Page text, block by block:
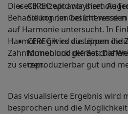
CEREC wird vor ihren
Sie können bei Interesse
CEREC wird aus einem
Monoblock gefräst: Die
reproduzierbar gut und
Dieses Konzept anlaysiert die
Behandlung. Im Gesicht
auf Harmonie untersucht. In
Harmonie gilt es die Lippen die
Zahnformen und die
zu setzen.
Das visualisierte Ergebnis wird
besprochen und die